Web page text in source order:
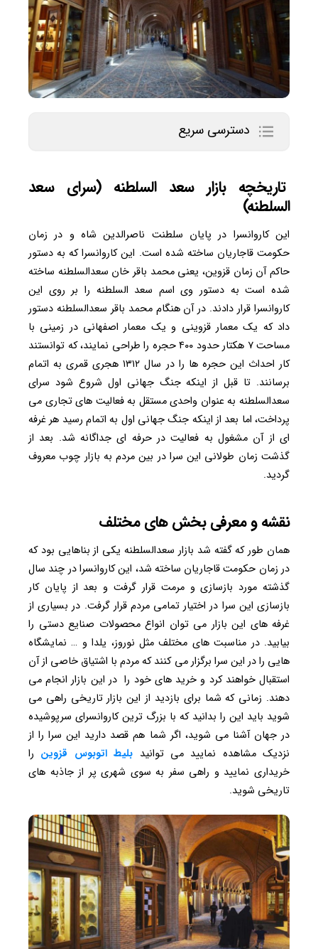
دسترسی سریع
تاریخچه بازار سعد السلطنه (سرای سعد
السلطنه)
این کاروانسرا در پایان سلطنت ناصرالدین شاه و در زمان
حکومت قاجاریان ساخته شده است. این کاروانسرا که به دستور
حاکم آن زمان قزوین، یعنی محمد باقر خان سعدالسلطنه ساخته
شده است به دستور وی اسم سعد السلطنه را بر روی این
کاروانسرا قرار دادند. در آن هنگام محمد باقر سعدالسلطنه دستور
داد که یک معمار قزوینی و یک معمار اصفهانی در زمینی با
مساحت ۷ هکتار حدود ۴۰۰ حجره را طراحی نمایند، که توانستند
کار احداث این حجره ها را در سال ۱۳۱۲ هجری قمری به اتمام
برسانند. تا قبل از اینکه جنگ جهانی اول شروع شود سرای
سعدالسلطنه به عنوان واحدی مستقل به فعالیت های تجاری می
پرداخت، اما بعد از اینکه جنگ جهانی اول به اتمام رسید هر غرفه
ای از آن مشغول به فعالیت در حرفه ای جداگانه شد. بعد از
گذشت زمان طولانی این سرا در بین مردم به بازار چوب معروف
گردید.
نقشه و معرفی بخش های مختلف
همان طور که گفته شد بازار سعدالسلطنه یکی از بناهایی بود که
در زمان حکومت قاجاریان ساخته شد، این کاروانسرا در چند سال
گذشته مورد بازسازی و مرمت قرار گرفت و بعد از پایان کار
بازسازی این سرا در اختیار تمامی مردم قرار گرفت. در بسیاری از
غرفه های این بازار می توان انواع محصولات صنایع دستی را
بیابید. در مناسبت های مختلف مثل نوروز، یلدا و … نمایشگاه
هایی را در این سرا برگزار می کنند که مردم با اشتیاق خاصی از آن
استقبال خواهند کرد و خرید های خود را در این بازار انجام می
دهند. زمانی که شما برای بازدید از این بازار تاریخی راهی می
شوید باید این را بدانید که با بزرگ ترین کاروانسرای سرپوشیده
در جهان آشنا می شوید، اگر شما هم قصد دارید این سرا را از
نزدیک مشاهده نمایید می توانید بلیط اتوبوس قزوین را
خریداری نمایید و راهی سفر به سوی شهری پر از جاذبه های
تاریخی شوید.